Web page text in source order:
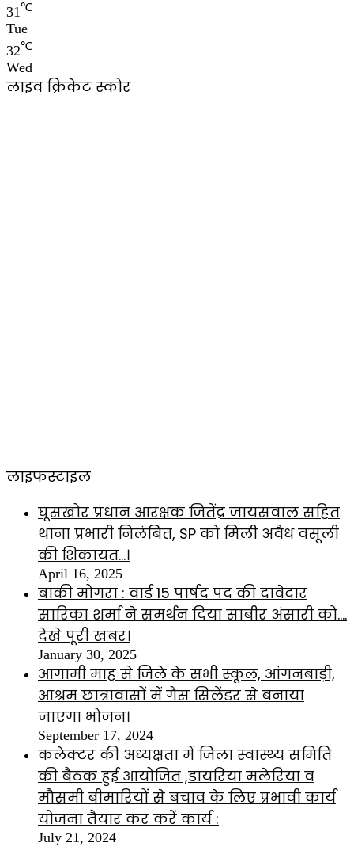
31℃
Tue
32℃
Wed
लाइव क्रिकेट स्कोर
लाइफस्टाइल
घूसखोर प्रधान आरक्षक जितेंद्र जायसवाल सहित
थाना प्रभारी निलंबित, SP को मिली अवैध वसूली
की शिकायत…।
April 16, 2025
बांकी मोगरा : वार्ड 15 पार्षद पद की दावेदार
सारिका शर्मा ने समर्थन दिया साबीर अंसारी को….
देखे पूरी खबर।
January 30, 2025
आगामी माह से जिले के सभी स्कूल, आंगनबाड़ी,
आश्रम छात्रावासों में गैस सिलेंडर से बनाया
जाएगा भोजन।
September 17, 2024
कलेक्टर की अध्यक्षता में जिला स्वास्थ्य समिति
की बैठक हुई आयोजित ,डायरिया मलेरिया व
मौसमी बीमारियों से बचाव के लिए प्रभावी कार्य
योजना तैयार कर करें कार्य :
July 21, 2024